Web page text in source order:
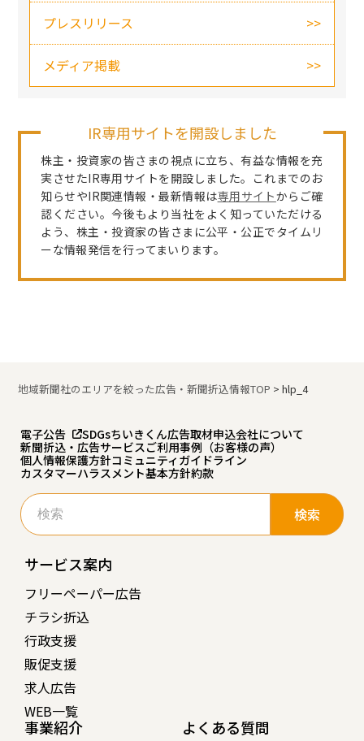
プレスリリース
メディア掲載
IR専用サイトを開設しました
株主・投資家の皆さまの視点に立ち、有益な情報を充
実させたIR専用サイトを開設しました。これまでのお
知らせやIR関連情報・最新情報は専用サイトからご確
認ください。今後もより当社をよく知っていただける
よう、株主・投資家の皆さまに公平・公正でタイムリ
ーな情報発信を行ってまいります。
地域新聞社のエリアを絞った広告・新聞折込情報TOP >hlp_4
電子公告 SDGsちいきくん広告取材申込会社について
新聞折込・広告サービスご利用事例（お客様の声）
個人情報保護方針コミュニティガイドライン
カスタマーハラスメント基本方針約款
検
索:
サービス案内
フリーペーパー広告
チラシ折込
行政支援
販促支援
求人広告
WEB一覧
事業紹介 よくある質問